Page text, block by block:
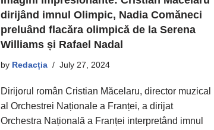
dirijând imnul Olimpic, Nadia Comăneci
preluând flacăra olimpică de la Serena
Williams și Rafael Nadal
by Redacția July 27, 2024
Dirijorul român Cristian Măcelaru, director muzical
al Orchestrei Naționale a Franței, a dirijat
Orchestra Națională a Franței interpretând imnul